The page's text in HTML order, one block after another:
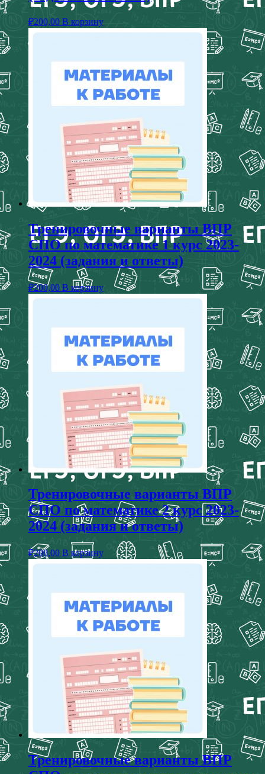
₽200,00 В корзину
Тренировочные варианты ВПР
СПО по математике 1 курс 2023-
2024 (задания и ответы)
₽200,00 В корзину
Тренировочные варианты ВПР
СПО по математике 2 курс 2023-
2024 (задания и ответы)
₽200,00 В корзину
Тренировочные варианты ВПР